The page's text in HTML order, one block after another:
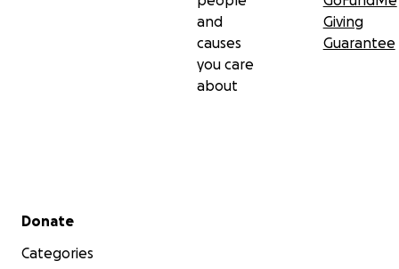
and
causes
you care
about
Giving
Guarantee
Secondary menu
Donate
Categories